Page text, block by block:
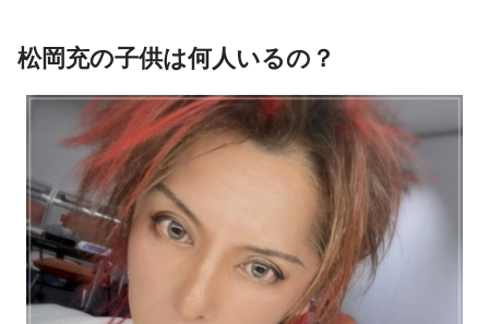
松岡充の子供は何人いるの？